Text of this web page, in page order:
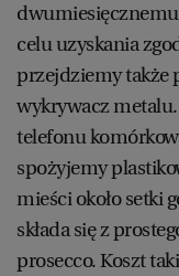
celu uzyskania
przejdziemy także
wykrywacz
telefonu
spożyjemy
mieści około setki
składa się z
prosecco. Koszt